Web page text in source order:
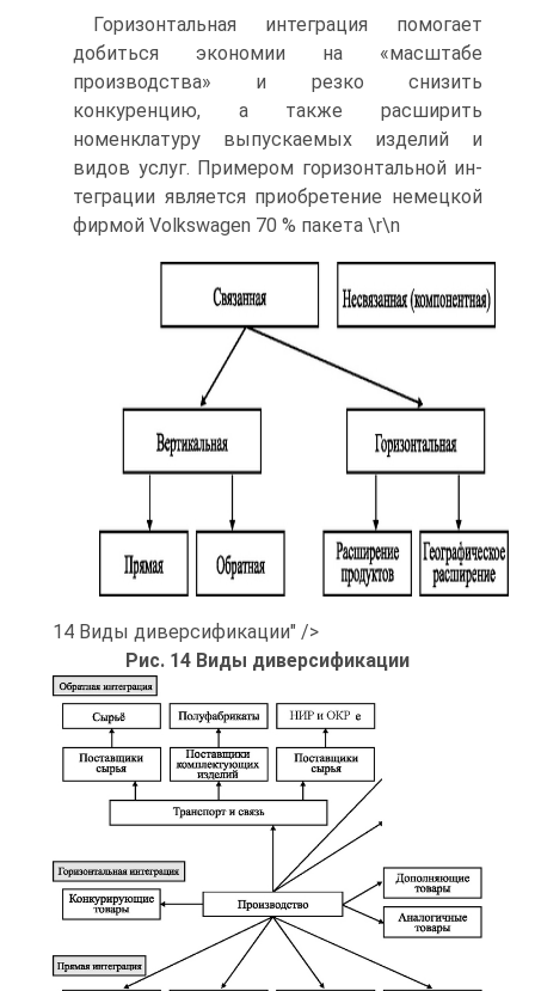
Горизонтальная интеграция помогает
добиться экономии на «масштабе
производства» и резко снизить
конкуренцию, а также расширить
номенклатуру выпускаемых изделий и
видов услуг. Примером горизонтальной ин-
теграции является приобретение немецкой
фирмой Volkswagen 70 % пакета \r\n
14 Виды диверсификации" />
Рис. 14 Виды диверсификации